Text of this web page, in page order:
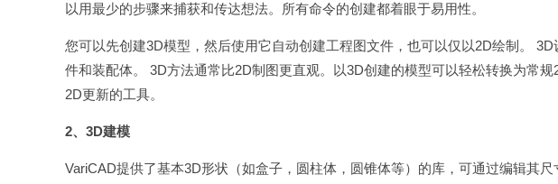
以用最少的步骤来捕获和传达想法。所有命令的创建都着眼于易用性。
您可以先创建3D模型，然后使用它自动创建工程图文件，也可以仅以2D绘制。
件和装配体。 3D方法通常比2D制图更直观。以3D创建的模型可以轻松转换为常
2D更新的工具。
2、3D建模
VariCAD提供了基本3D形状（如盒子，圆柱体，圆锥体等）的库，可通过编辑其